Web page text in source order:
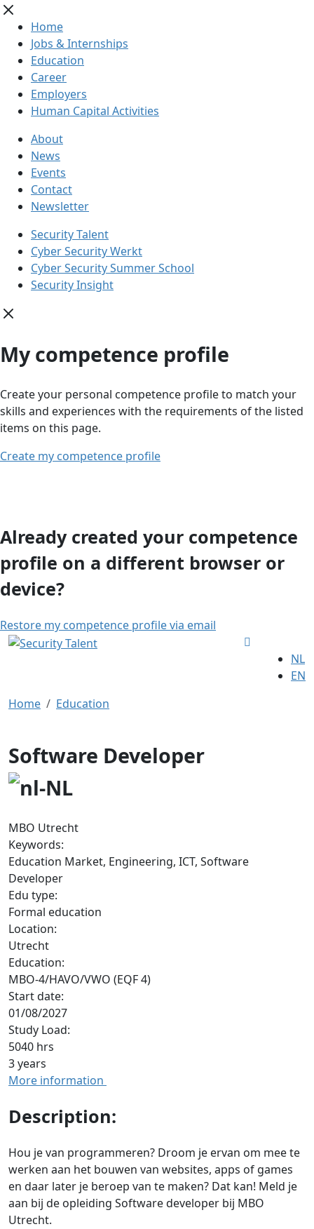
Home
Jobs & Internships
Education
Career
Employers
Human Capital Activities
About
News
Events
Contact
Newsletter
Security Talent
Cyber Security Werkt
Cyber Security Summer School
Security Insight
My competence profile
Create your personal competence profile to match your
skills and experiences with the requirements of the listed
items on this page.
Create my competence profile
Already created your competence
profile on a different browser or
device?
Restore my competence profile via email
NL
EN
Home
Education
Software Developer
MBO Utrecht
Keywords:
Education Market, Engineering, ICT, Software
Developer
Edu type:
Formal education
Location:
Utrecht
Education:
MBO-4/HAVO/VWO (EQF 4)
Start date:
01/08/2027
Study Load:
5040 hrs
3 years
More information
Description:
Hou je van programmeren? Droom je ervan om mee te
werken aan het bouwen van websites, apps of games
en daar later je beroep van te maken? Dat kan! Meld je
aan bij de opleiding Software developer bij MBO
Utrecht.